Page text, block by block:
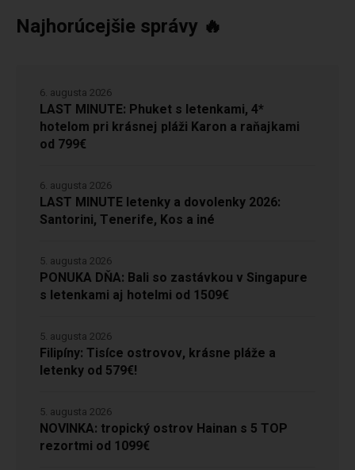
Najhorúcejšie správy 🔥
LAST MINUTE: Phuket s letenkami, 4*
hotelom pri krásnej pláži Karon a raňajkami
od 799€
6. augusta 2026
LAST MINUTE letenky a dovolenky 2026:
Santorini, Tenerife, Kos a iné
6. augusta 2026
PONUKA DŇA: Bali so zastávkou v Singapure
s letenkami aj hotelmi od 1509€
5. augusta 2026
Filipíny: Tisíce ostrovov, krásne pláže a
letenky od 579€!
5. augusta 2026
NOVINKA: tropický ostrov Hainan s 5 TOP
rezortmi od 1099€
5. augusta 2026